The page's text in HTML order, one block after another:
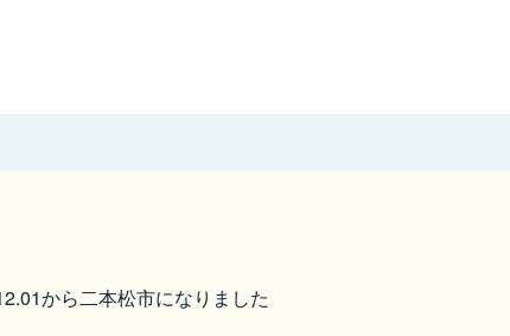
から二本松市になりました